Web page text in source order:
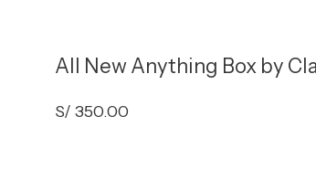
All New Anything Box by
S/ 350.00